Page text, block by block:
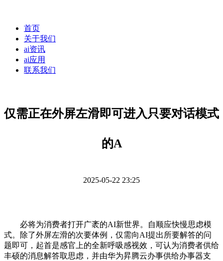
首页
关于我们
ai资讯
ai应用
联系我们
仅需正在外屏左滑即可进入只要对话模式
的A
2025-05-22 23:25
必将为消费者打开广袤的AI新世界。自顺应快慢思虑模
式。除了外屏左滑的次要体例，仅需向AI提出所要解答的问
题即可，起首是感官上的全新呼吸感视效，可认为消费者供给
丰硕的消息解答取思虑，并由华为昇腾云办事供给办事器支